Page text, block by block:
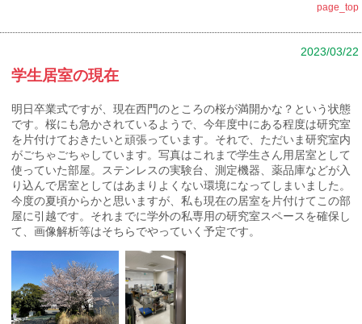
page_top
2023/03/22
学生居室の現在
明日卒業式ですが、現在西門のところの桜が満開かな？という状態
です。桜にも急かされているようで、今年度中にある程度は研究室
を片付けておきたいと頑張っています。それで、ただいま研究室内
がごちゃごちゃしています。写真はこれまで学生さん用居室として
使っていた部屋。ステンレスの実験台、測定機器、薬品庫などが入
り込んで居室としてはあまりよくない環境になってしまいました。
今度の夏頃からかと思いますが、私も現在の居室を片付けてこの部
屋に引越です。それまでに学外の私専用の研究室スペースを確保し
て、画像解析等はそちらでやっていく予定です。